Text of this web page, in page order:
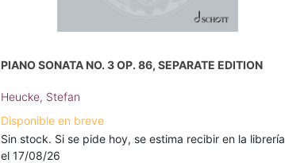
PIANO SONATA NO. 3 OP. 86, SEPARATE EDITION
Heucke, Stefan
Disponible en breve
Sin stock. Si se pide hoy, se estima recibir en la librería
el 17/08/26